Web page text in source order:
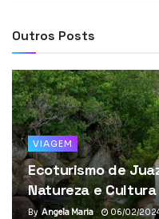
Outros Posts
VIAGEM
Ecoturismo de
Natureza e Cultura
By Angela Maria 06/02/